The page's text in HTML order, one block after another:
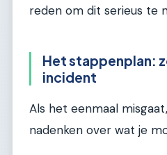
reden om dit serieus te
Het stappenplan:
incident
Als het eenmaal
nadenken over wat je